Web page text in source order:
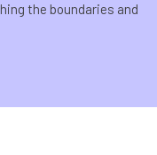
the boundaries and